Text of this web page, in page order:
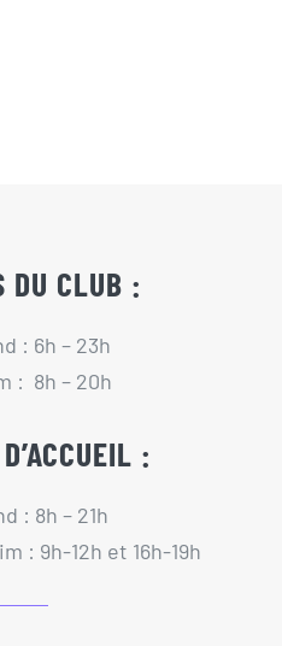
DU CLUB :
: 6h – 23h
: 8h – 20h
:
: 8h – 21h
: 9h-12h et 16h-19h